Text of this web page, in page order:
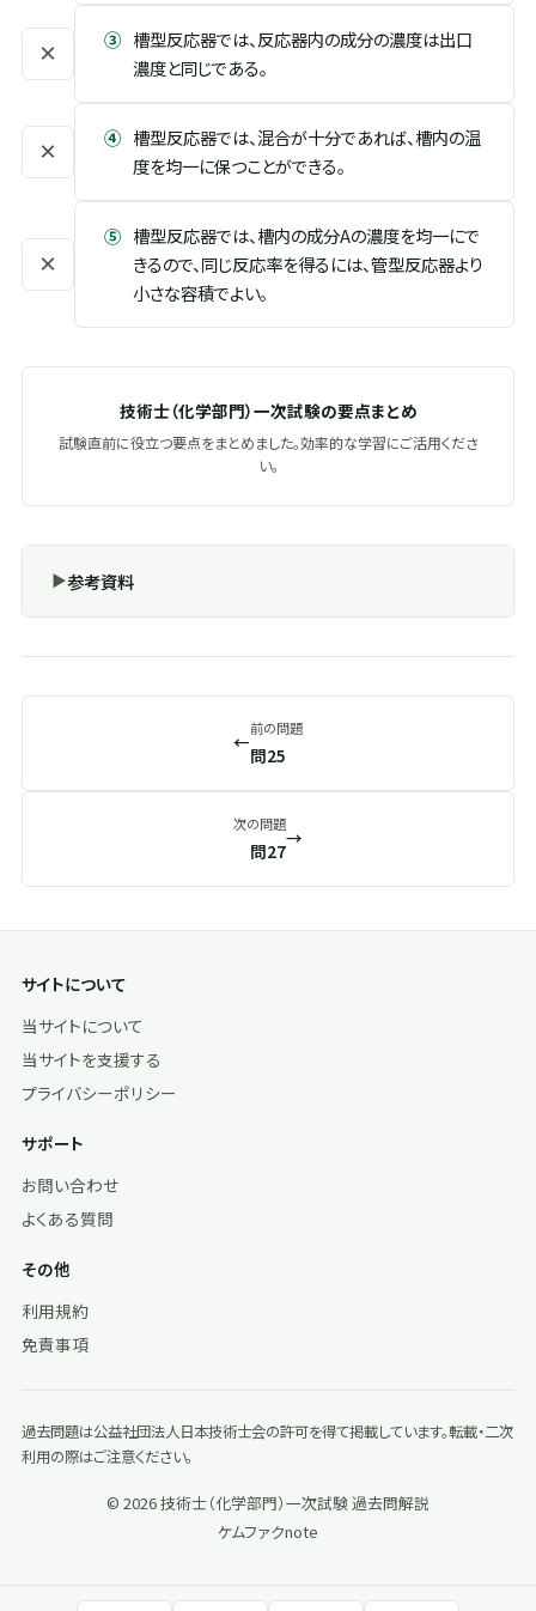
× ③ 槽型反応器では、反応器内の成分の濃度は出口
濃度と同じである。
× ④ 槽型反応器では、混合が十分であれば、槽内の温
度を均一に保つことができる。
×
⑤ 槽型反応器では、槽内の成分Aの濃度を均一にで
きるので、同じ反応率を得るには、管型反応器より
小さな容積でよい。
技術士（化学部門）一次試験の要点まとめ
試験直前に役立つ要点をまとめました。効率的な学習にご活用くださ
い。
参考資料
←
前の問題
問25
次の問題
問27
→
サイトについて
当サイトについて
当サイトを支援する
プライバシーポリシー
サポート
お問い合わせ
よくある質問
その他
利用規約
免責事項
過去問題は公益社団法人日本技術士会の許可を得て掲載しています。転載・二次
利用の際はご注意ください。
© 2026 技術士（化学部門）一次試験 過去問解説
ケムファクnote